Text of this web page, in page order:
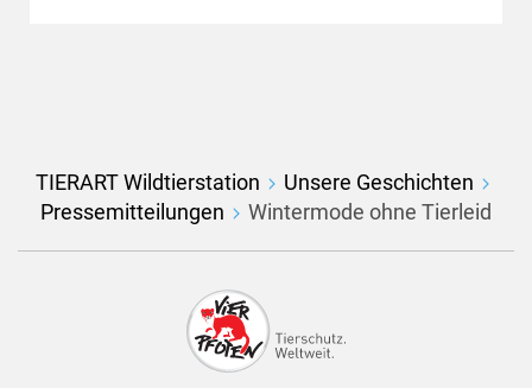
TIERART Wildtierstation
Unsere Geschichten
Pressemitteilungen
Wintermode ohne Tierleid